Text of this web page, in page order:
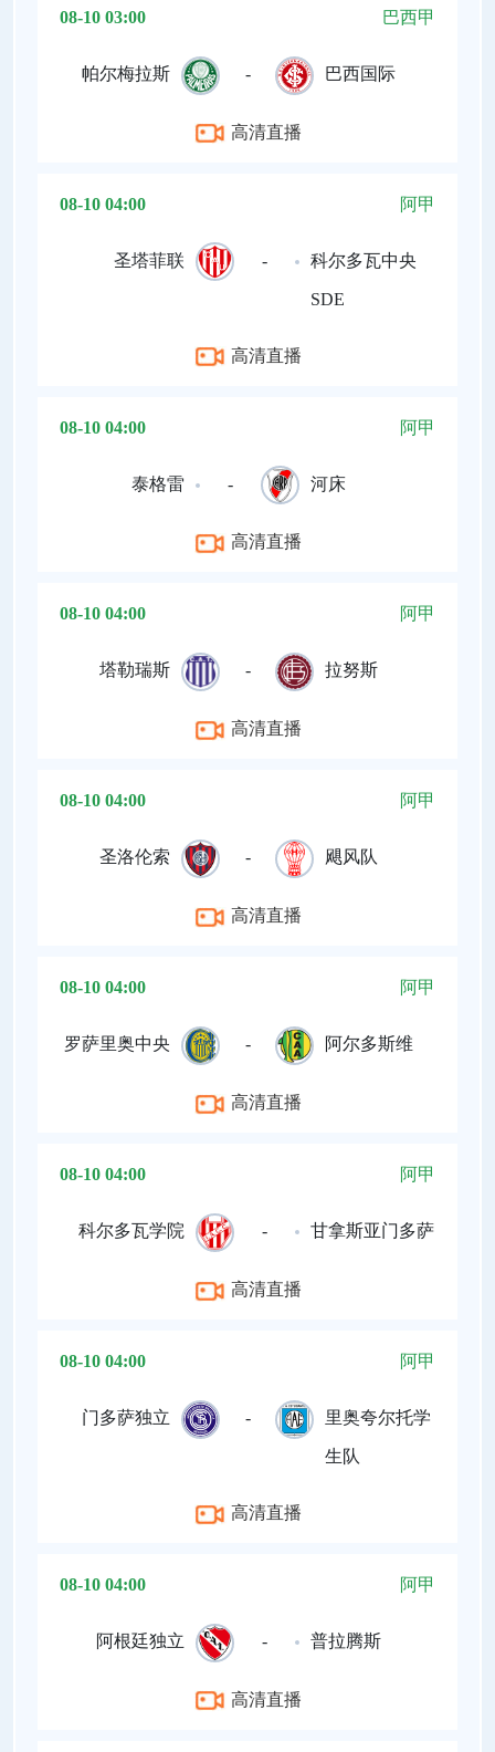
08-10 03:00 巴西甲
帕尔梅拉斯 - 巴西国际
高清直播
08-10 04:00 阿甲
圣塔菲联 - 科尔多瓦中央
SDE
高清直播
08-10 04:00 阿甲
泰格雷 - 河床
高清直播
08-10 04:00 阿甲
塔勒瑞斯 - 拉努斯
高清直播
08-10 04:00 阿甲
圣洛伦索 - 飓风队
高清直播
08-10 04:00 阿甲
罗萨里奥中央 - 阿尔多斯维
高清直播
08-10 04:00 阿甲
科尔多瓦学院 - 甘拿斯亚门多萨
高清直播
08-10 04:00 阿甲
门多萨独立 - 里奥夸尔托学
生队
高清直播
08-10 04:00 阿甲
阿根廷独立 - 普拉腾斯
高清直播